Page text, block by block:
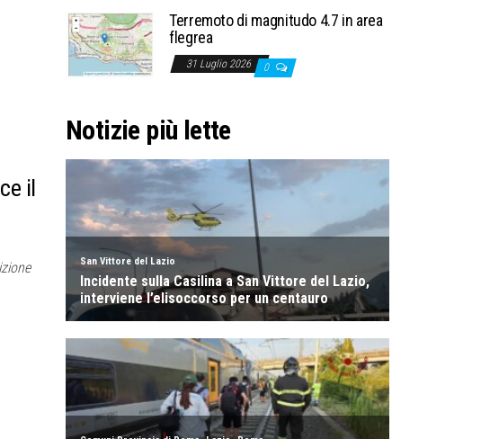
il
Terremoto di magnitudo 4.7 in area
flegrea
31 Luglio 2026 0
Notizie più lette